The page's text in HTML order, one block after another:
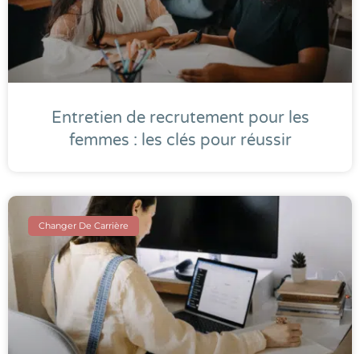
Entretien de recrutement pour les
femmes : les clés pour réussir
Changer De Carrière